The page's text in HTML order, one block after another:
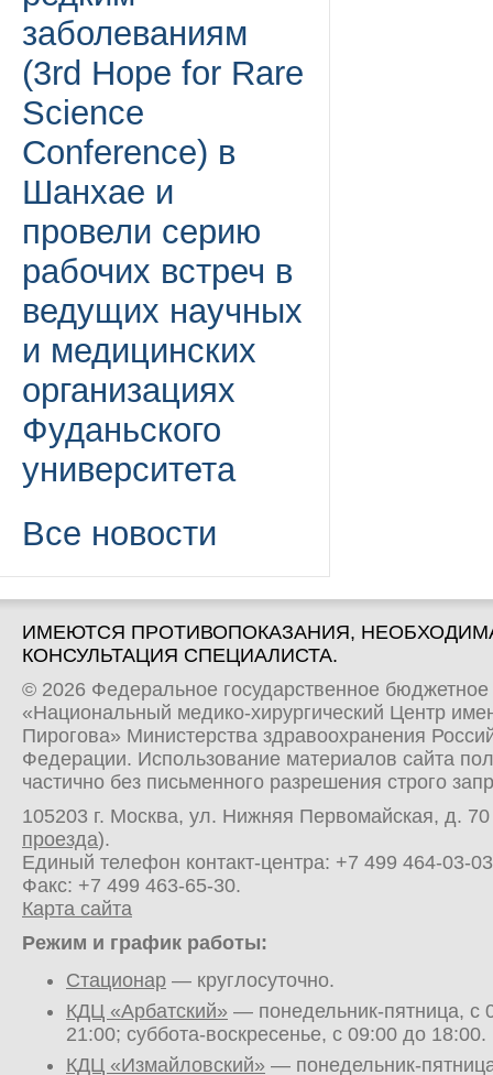
заболеваниям
(3rd Hope for Rare
Science
Conference) в
Шанхае и
провели серию
рабочих встреч в
ведущих научных
и медицинских
организациях
Фуданьского
университета
Все новости
ИМЕЮТСЯ ПРОТИВОПОКАЗАНИЯ,
КОНСУЛЬТАЦИЯ СПЕЦИАЛИСТА.
© 2026 Федеральное государственное
«Национальный медико-хирургический Центр
Пирогова» Министерства здравоохранения
Федерации. Использование материалов сайта
частично без письменного разрешения строго
105203 г. Москва, ул. Нижняя Первомайская, д.
проезда).
Единый телефон контакт-центра: +7 499 464-03-03
Факс: +7 499 463-65-30.
Карта сайта
Режим и график работы:
Стационар — круглосуточно.
КДЦ «Арбатский» — понедельник-пятница, с
21:00; суббота-воскресенье, с 09:00 до 18:00.
КДЦ «Измайловский» — понедельник-